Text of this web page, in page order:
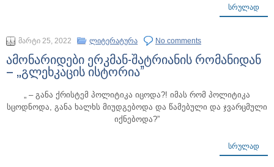
ᲡᲠᲣᲚᲐᲓ
მარტი 25, 2022 ლიტერატურა No comments
ამონარიდები ერკმან-შატრიანის რომანიდან
– „გლეხკაცის ისტორია”
„ – განა ქრისტემ პოლიტიკა იცოდა?! იმას რომ პოლიტიკა
სცოდნოდა, განა ხალხს მიუდგებოდა და წამებული და ჯვარცმული
იქნებოდა?”
ᲡᲠᲣᲚᲐᲓ